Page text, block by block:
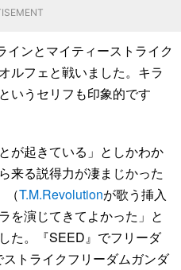
インとマイティーストライク
ルフェと戦いました。キラ
いうセリフも印象的です
が起きている」としかわか
来る説得力が凄まじかった
（T.M.Revolutionが歌う挿入
を演じてきてよかった」と
た。『SEED』でフリーダ
トライクフリーダムガンダ